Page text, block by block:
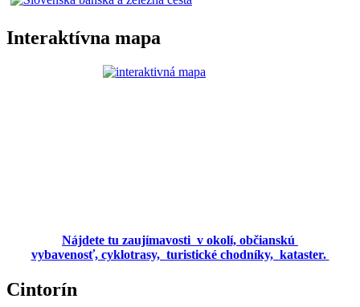
Interaktívna mapa
Nájdete tu zaujímavosti v okolí, občianskú
vybavenosť, cyklotrasy, turistické chodníky, kataster.
Cintorín